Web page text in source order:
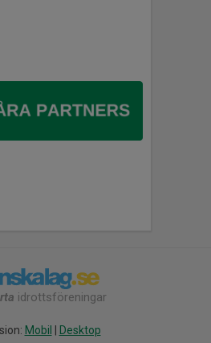
idrottsföreningar
Mobil Desktop